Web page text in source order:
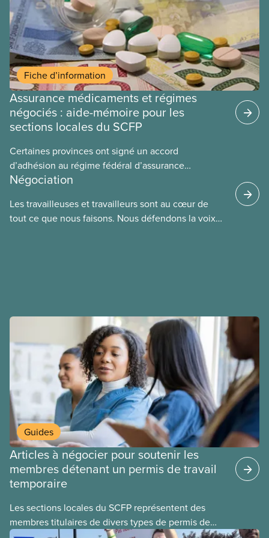
Fiche d’information
Assurance médicaments et régimes
négociés : aide-mémoire pour les
sections locales du SCFP
Certaines provinces ont signé un accord
d’adhésion au régime fédéral d’assurance
médicaments. Les sections locales du SCFP dans
régime pourrait avoir sur leurs avantages
sociaux actuels.
Négociation
Les travailleuses et travailleurs sont au cœur de
tout ce que nous faisons. Nous défendons la voix
Guides
Articles à négocier pour soutenir les
membres détenant un permis de travail
temporaire
Les sections locales du SCFP représentent des
membres titulaires de divers types de permis de